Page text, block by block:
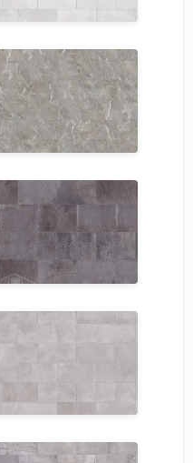
Tarkett
Tulesna
Vinil click
Vinilam